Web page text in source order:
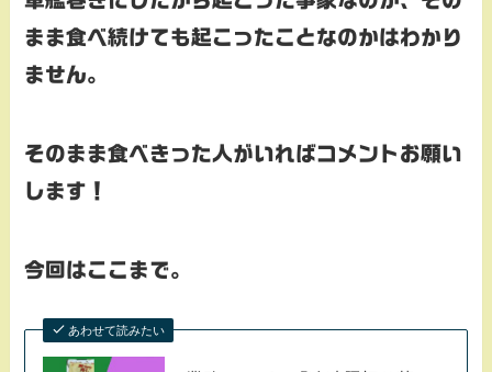
まま食べ続けても起こったことなのかはわかり
ません。
そのまま食べきった人がいればコメントお願い
します！
今回はここまで。
あわせて読みたい